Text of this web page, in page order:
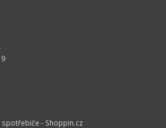
spotřebiče - Shoppin.cz